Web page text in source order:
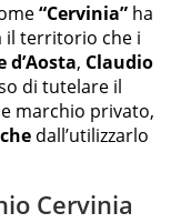
“Cervinia” ha
il territorio che i
d’Aosta, Claudio
di tutelare il
marchio privato,
dall’utilizzarlo
Cervinia